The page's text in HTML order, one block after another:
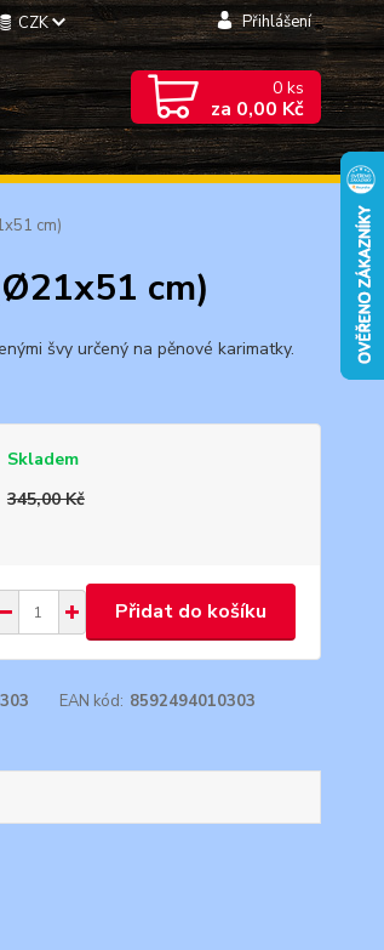
CZK Přihlášení
0 ks
za 0,00 Kč
cm)
cm)
švy určený na pěnové karimatky.
Skladem
345,00 Kč
Přidat do košíku
EAN kód: 8592494010303